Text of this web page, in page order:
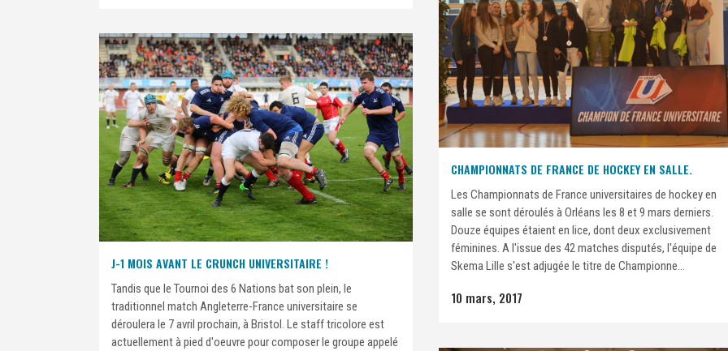
CHAMPIONNATS DE FRANCE DE HOCKEY EN SALLE.
Les Championnats de France universitaires de hockey en
salle se sont déroulés à Orléans les 8 et 9 mars derniers.
Douze équipes étaient en lice, dont deux exclusivement
féminines. A l'issue des 42 matches disputés, l'équipe de
Skema Lille s'est adjugée le titre de Championne...
10 mars, 2017
J-1 MOIS AVANT LE CRUNCH UNIVERSITAIRE !
Tandis que le Tournoi des 6 Nations bat son plein, le
traditionnel match Angleterre-France universitaire se
déroulera le 7 avril prochain, à Bristol. Le staff tricolore est
actuellement à pied d'oeuvre pour composer le groupe appelé